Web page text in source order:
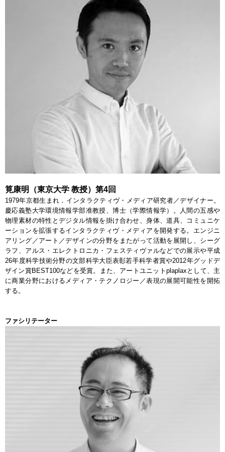
筧康明（東京大学 教授）第4回
1979年京都生まれ．インタラクティヴ・メディア研究者／デザイナー。
慶応義塾大学環境情報学部准教授、博士（学際情報学）。人間の五感や
物理素材の特性とデジタル情報を掛け合わせ、身体、道具、コミュニケ
ーションを拡張するインタラクティヴ・メディアを開発する。エンジニ
アリング／アート／デザインの分野をまたがって活動を展開し、シーグ
ラフ、アルス・エレクトロニカ・フェスティヴァルなどでの展示や平成
26年度科学技術分野の文部科学大臣表彰若手科学者賞や2012年グッドデ
ザイン賞BEST100などを受賞。また、アートユニットplaplaxとして、主
に商業分野におけるメディア・テクノロジー／表現の展開可能性を開拓
する。
ファシリテーター